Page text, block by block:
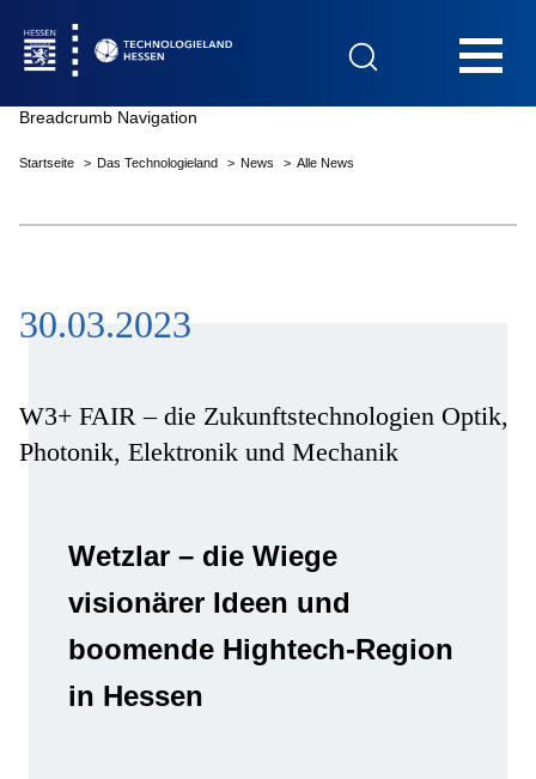
Das Technologieland
Innovationsfelder
Netzwerke
Breadcrumb Navigation
Startseite Das Technologieland News Alle News
30.03.2023
W3+ FAIR – die Zukunftstechnologien Optik,
Photonik, Elektronik und Mechanik
Wetzlar – die Wiege
visionärer Ideen und
boomende Hightech-Region
in Hessen